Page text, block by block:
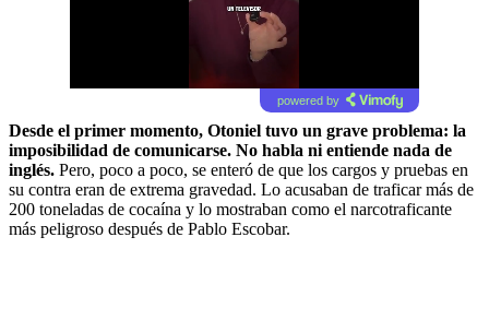
powered by
Desde el primer momento, Otoniel tuvo un grave problema: la
imposibilidad de comunicarse. No habla ni entiende nada de
inglés. Pero, poco a poco, se enteró de que los cargos y pruebas en
su contra eran de extrema gravedad. Lo acusaban de traficar más de
200 toneladas de cocaína y lo mostraban como el narcotraficante
más peligroso después de Pablo Escobar.